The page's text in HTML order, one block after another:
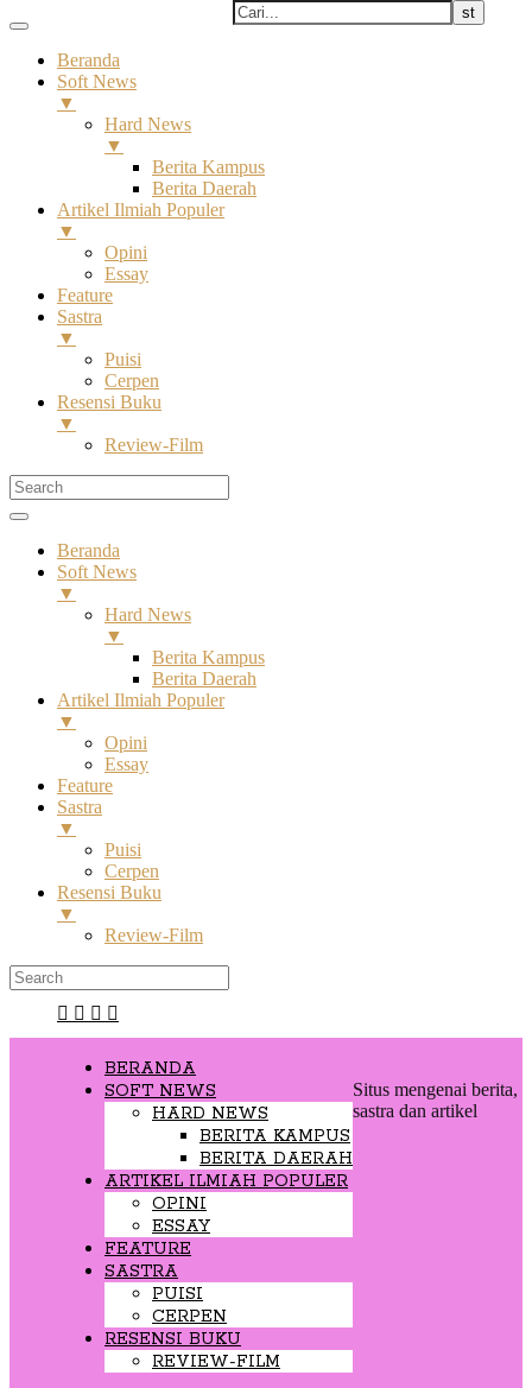
Beranda
Soft News
▼
Hard News
▼
Berita Kampus
Berita Daerah
Artikel Ilmiah Populer
▼
Opini
Essay
Feature
Sastra
▼
Puisi
Cerpen
Resensi Buku
▼
Review-Film
Beranda
Soft News
▼
Hard News
▼
Berita Kampus
Berita Daerah
Artikel Ilmiah Populer
▼
Opini
Essay
Feature
Sastra
▼
Puisi
Cerpen
Resensi Buku
▼
Review-Film
BERANDA
SOFT NEWS
HARD NEWS
BERITA KAMPUS
BERITA DAERAH
ARTIKEL ILMIAH POPULER
OPINI
ESSAY
FEATURE
SASTRA
PUISI
CERPEN
RESENSI BUKU
REVIEW-FILM
Situs mengenai berita,
sastra dan artikel